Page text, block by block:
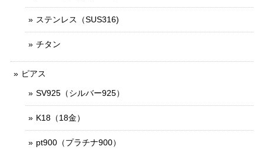
ステンレス（SUS316)
チタン
ピアス
SV925（シルバー925）
K18（18金）
pt900（プラチナ900）